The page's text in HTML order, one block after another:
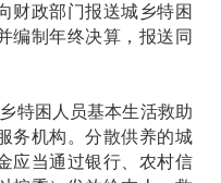
政部门报送城乡特困
编制年终决算，报送同
困人员基本生活救助
务机构。分散供养的城
应当通过银行、农村信